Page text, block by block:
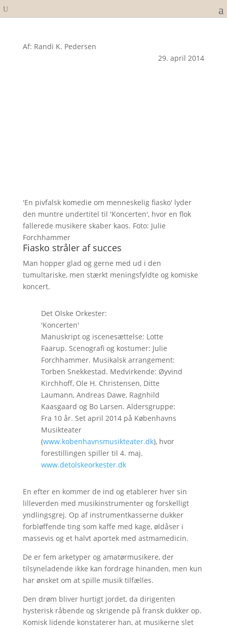
Af: Randi K. Pedersen
29. april 2014
'En pivfalsk komedie om menneskelig fiasko' lyder
den muntre undertitel til 'Koncerten', hvor en flok
fallerede musikere skaber kaos. Foto: Julie
Forchhammer
Fiasko stråler af succes
Man hopper glad og gerne med ud i den
tumultariske, men stærkt meningsfyldte og komiske
koncert.
Det Olske Orkester:
'Koncerten'
Manuskript og iscenesættelse: Lotte
Faarup. Scenografi og kostumer: Julie
Forchhammer. Musikalsk arrangement:
Torben Snekkestad. Medvirkende: Øyvind
Kirchhoff, Ole H. Christensen, Ditte
Laumann, Andreas Dawe, Ragnhild
Kaasgaard og Bo Larsen. Aldersgruppe:
Fra 10 år. Set april 2014 på Københavns
Musikteater
(www.kobenhavnsmusikteater.dk), hvor
forestillingen spiller til 4. maj.
www.detolskeorkester.dk
En efter en kommer de ind og etablerer hver sin
lilleverden med musikinstrumenter og forskelligt
yndlingsgrej. Op af instrumentkasserne dukker
forbløffende ting som kaffe med kage, øldåser i
massevis og et halvt aportek med astmamedicin.
De er fem arketyper og amatørmusikere, der
tilsyneladende ikke kan fordrage hinanden, men kun
har ønsket om at spille musik tilfælles.
Den drøm bliver hurtigt jordet, da dirigenten
hysterisk råbende og skrigende på fransk dukker op.
Komisk lidende konstaterer han, at musikerne slet